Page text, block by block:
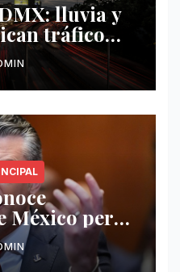
lluvia y
tráfico
México pero